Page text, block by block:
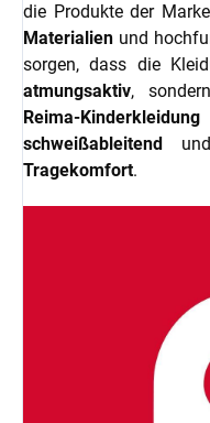
die Produkte der
Materialien und
sorgen, dass die
atmungsaktiv,
Reima-Kinderkleidung
schweißableitend
Tragekomfort.